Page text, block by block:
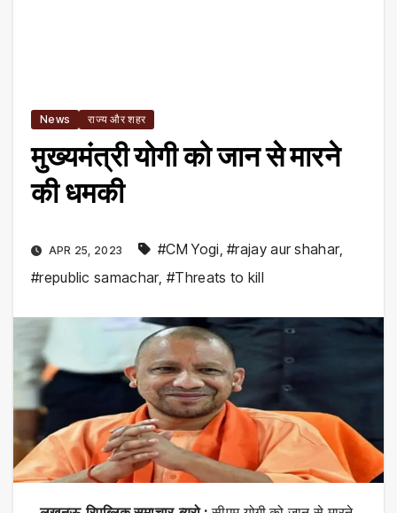
News राज्य और शहर
मुख्यमंत्री योगी को जान से मारने
की धमकी
APR 25, 2023 #CM Yogi ,#rajay aur shahar,
#republic samachar,#Threats to kill